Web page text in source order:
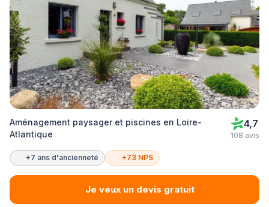
Aménagement paysager et piscines en Loire-
Atlantique
4,7
108 avis
+7 ans d'ancienneté +73 NPS
Je veux un devis gratuit